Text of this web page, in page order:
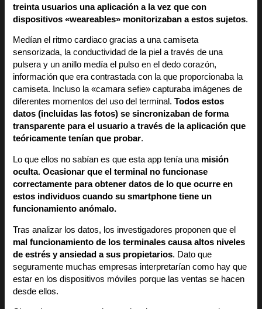
treinta usuarios una aplicación a la vez que con
dispositivos «weareables» monitorizaban a estos sujetos.
Medían el ritmo cardiaco gracias a una camiseta
sensorizada, la conductividad de la piel a través de una
pulsera y un anillo medía el pulso en el dedo corazón,
información que era contrastada con la que proporcionaba la
camiseta. Incluso la «camara sefie» capturaba imágenes de
diferentes momentos del uso del terminal.Todos estos
datos (incluidas las fotos) se sincronizaban de forma
transparente para el usuario a través de la aplicación que
teóricamente tenían que probar.
Lo que ellos no sabían es que esta app tenía una misión
oculta.Ocasionar que el terminal no funcionase
correctamente para obtener datos de lo que ocurre en
estos individuos cuando su smartphone tiene un
funcionamiento anómalo.
Tras analizar los datos, los investigadores proponen que el
mal funcionamiento de los terminales causa altos niveles
de estrés y ansiedad a sus propietarios. Dato que
seguramente muchas empresas interpretarían como hay que
estar en los dispositivos móviles porque las ventas se hacen
desde ellos.